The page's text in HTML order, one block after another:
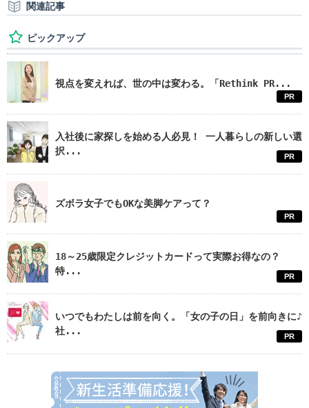
関連記事
ピックアップ
視点を変えれば、世の中は変わる。「Rethink PR...
PR
入社後に家探しを始める人必見！ 一人暮らしの新しい選
択...
PR
ズボラ女子でもOKな美脚ケアって？
PR
18～25歳限定クレジットカードって実際お得なの？
特...
PR
いつでもわたしは前を向く。「女の子の日」を前向きに♪
社...
PR